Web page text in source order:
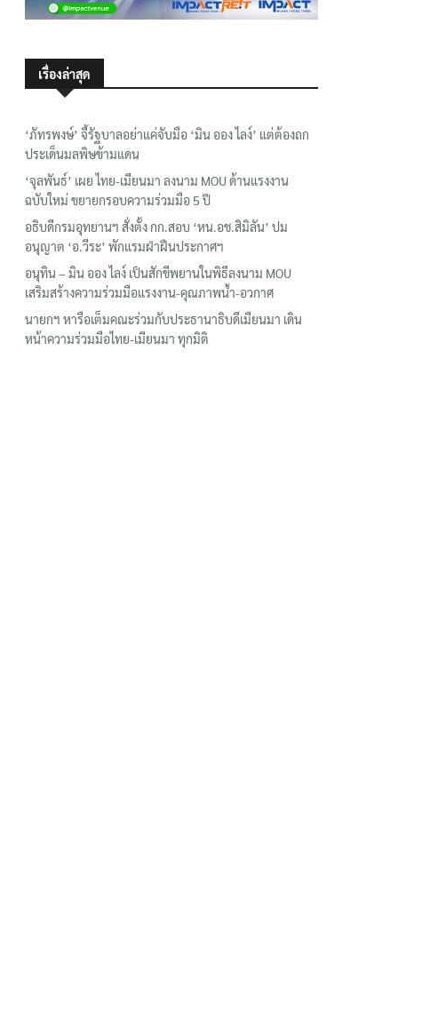
เรื่องล่าสุด
‘ภัทรพงษ์’ จี้รัฐบาลอย่าแค่จับมือ ‘มิน ออง ไลง์’ แต่ต้องถก
ประเด็นมลพิษข้ามแดน
‘จุลพันธ์’ เผย ไทย-เมียนมา ลงนาม MOU ด้านแรงงาน
ฉบับใหม่ ขยายกรอบความร่วมมือ 5 ปี
อธิบดีกรมอุทยานฯ​ สั่งตั้ง กก.สอบ ‘หน.อช.สิมิลัน’ ปม
อนุญาต ‘อ.วีระ’ พักแรมฝ่าฝืนประกาศฯ
อนุทิน – มิน ออง ไลง์ เป็นสักขีพยานในพิธีลงนาม MOU
เสริมสร้างความร่วมมือแรงงาน-คุณภาพน้ำ-อวกาศ
นายกฯ หารือเต็มคณะร่วมกับประธานาธิบดีเมียนมา เดิน
หน้าความร่วมมือไทย-เมียนมา ทุกมิติ